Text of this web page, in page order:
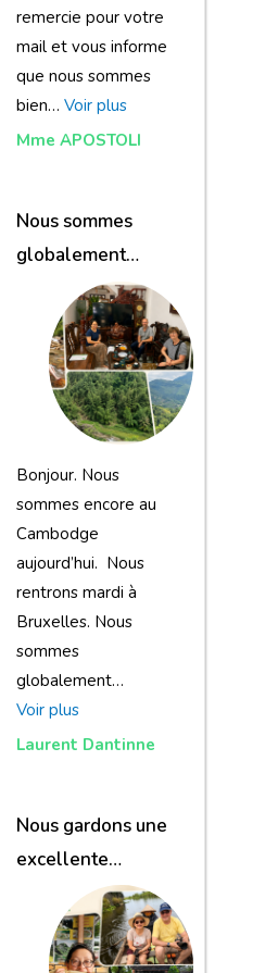
remercie pour votre
mail et vous informe
que nous sommes
bien… Voir plus
Mme APOSTOLI
Nous sommes
globalement
satisfaits du
voyage
Bonjour. Nous
sommes encore au
Cambodge
aujourd’hui. Nous
rentrons mardi à
Bruxelles. Nous
sommes
globalement…
Voir plus
Laurent Dantinne
Nous gardons une
excellente
impression de
notre voyage et de
votre agence